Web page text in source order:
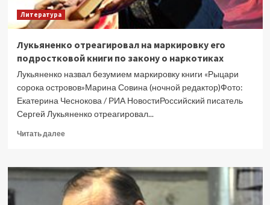
Литература
Лукьяненко отреагировал на маркировку его
подростковой книги по закону о наркотиках
Лукьяненко назвал безумием маркировку книги «Рыцари
сорока островов»Марина Совина (ночной редактор)Фото:
Екатерина Чеснокова / РИА НовостиРоссийский писатель
Сергей Лукьяненко отреагировал...
Читать далееПрочитать
Лукьяненко
отреагировал
на
маркировку